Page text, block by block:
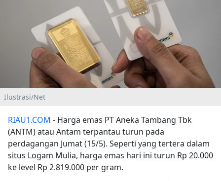
Ilustrasi/Net
RIAU1.COM - Harga emas PT Aneka Tambang Tbk
(ANTM) atau Antam terpantau turun pada
perdagangan Jumat (15/5). Seperti yang tertera dalam
situs Logam Mulia, harga emas hari ini turun Rp 20.000
ke level Rp 2.819.000 per gram.